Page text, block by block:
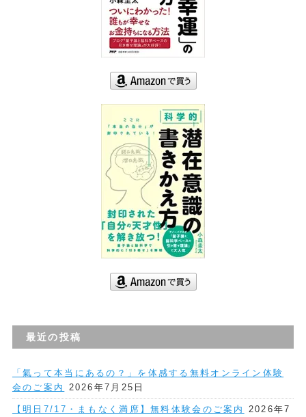
最近の投稿
「氣って本当にあるの？」を体感する無料オンライン体験
会のご案内
2026年7月25日
【明日7/17・まもなく満席】無料体験会のご案内
2026年7